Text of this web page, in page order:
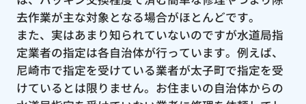
去作業が主な対象となる場合がほとんどです。
また、実はあまり知られていないのですが水道局指
定業者の指定は各自治体が行っています。例えば、
尼崎市で指定を受けている業者が太子町で指定を受
けているとは限りません。お住まいの自治体からの